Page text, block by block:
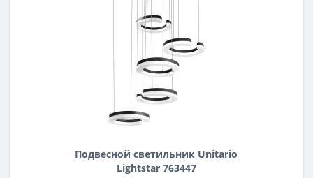
Подвесной светильник Unitario
Lightstar 763447